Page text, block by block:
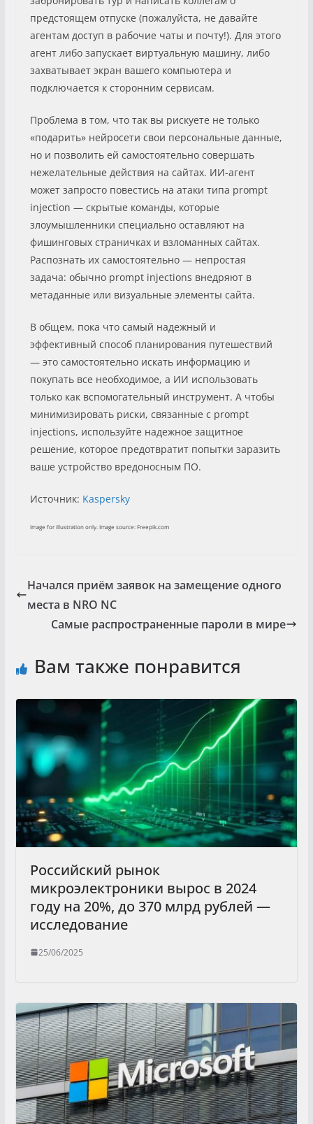
предстоящем отпуске (пожалуйста, не давайте
агентам доступ в рабочие чаты и почту!). Для этого
агент либо запускает виртуальную машину, либо
захватывает экран вашего компьютера и
подключается к сторонним сервисам.
Проблема в том, что так вы рискуете не только
«подарить» нейросети свои персональные данные,
но и позволить ей самостоятельно совершать
нежелательные действия на сайтах. ИИ-агент
может запросто повестись на атаки типа prompt
injection — скрытые команды, которые
злоумышленники специально оставляют на
фишинговых страничках и взломанных сайтах.
Распознать их самостоятельно — непростая
задача: обычно prompt injections внедряют в
метаданные или визуальные элементы сайта.
В общем, пока что самый надежный и
эффективный способ планирования путешествий
— это самостоятельно искать информацию и
покупать все необходимое, а ИИ использовать
только как вспомогательный инструмент. А чтобы
минимизировать риски, связанные с prompt
injections, используйте надежное защитное
решение, которое предотвратит попытки заразить
ваше устройство вредоносным ПО.
Источник: Kaspersky
Image for illustration only. Image source: Freepik.com
Начался приём заявок на замещение одного
места в NRO NC
Самые распространенные пароли в мире
Вам также понравится
Российский рынок
микроэлектроники вырос в 2024
году на 20%, до 370 млрд рублей —
исследование
25/06/2025